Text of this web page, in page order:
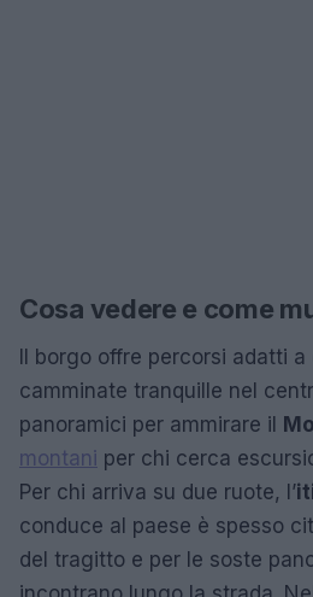
Cosa vedere e come
Il borgo offre percorsi adatti
camminate tranquille nel
panoramici per ammirare il
montani per chi cerca
Per chi arriva su due ruote, l’
conduce al paese è spesso
del tragitto e per le soste